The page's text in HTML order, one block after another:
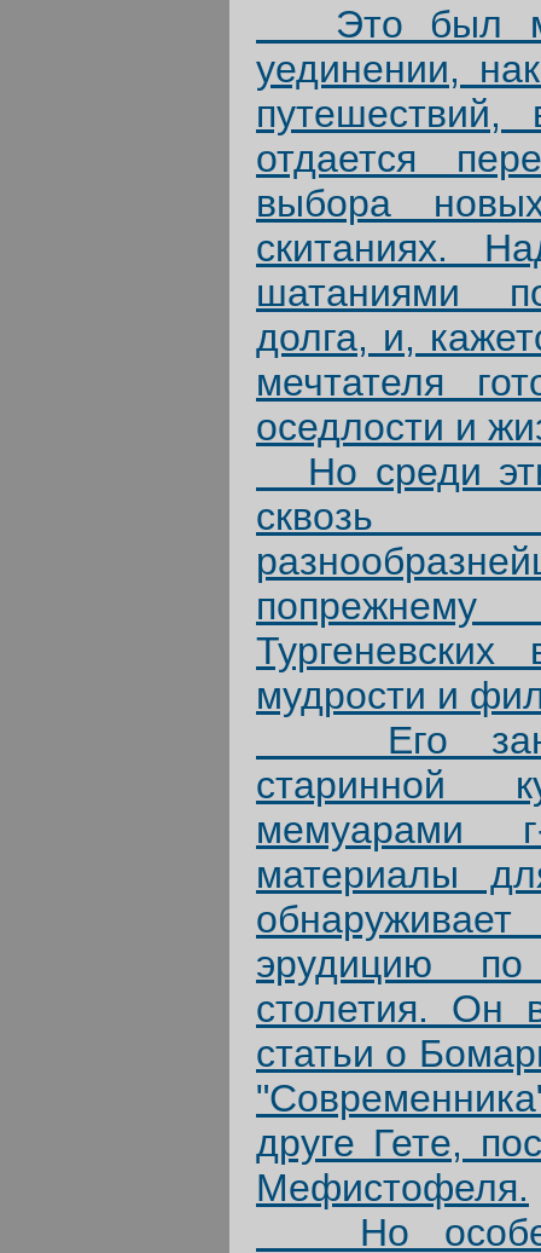
Это был
уединении,
путешествий,
отдается
выбора
скитаниях.
шатаниями
долга, и,
мечтателя
оседлости и
Но среди
сквозь
мудрости и
Его
старинной
мемуарами
материалы
эрудицию
столетия. Он
статьи о
друге Гете,
Мефистофеля.
Но